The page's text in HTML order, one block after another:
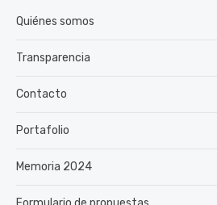
Quiénes somos
Transparencia
Contacto
Portafolio
Memoria 2024